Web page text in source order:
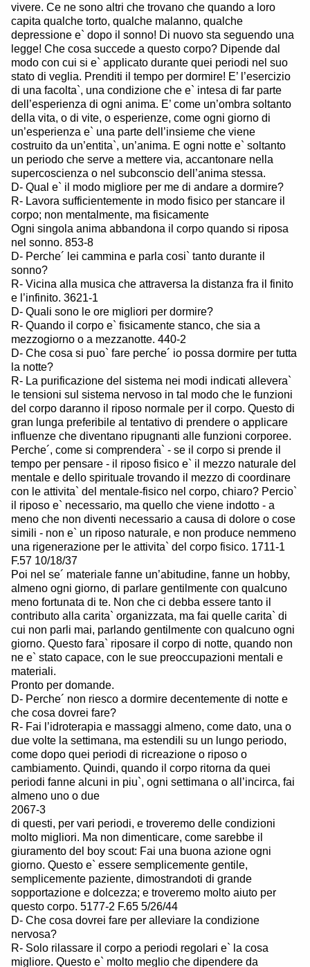
vivere. Ce ne sono altri che trovano che quando a loro
capita qualche torto, qualche malanno, qualche
depressione e` dopo il sonno! Di nuovo sta seguendo una
legge! Che cosa succede a questo corpo? Dipende dal
modo con cui si e` applicato durante quei periodi nel suo
stato di veglia. Prenditi il tempo per dormire! E’ l’esercizio
di una facolta`, una condizione che e` intesa di far parte
dell’esperienza di ogni anima. E’ come un’ombra soltanto
della vita, o di vite, o esperienze, come ogni giorno di
un’esperienza e` una parte dell’insieme che viene
costruito da un’entita`, un’anima. E ogni notte e` soltanto
un periodo che serve a mettere via, accantonare nella
supercoscienza o nel subconscio dell’anima stessa.
D- Qual e` il modo migliore per me di andare a dormire?
R- Lavora sufficientemente in modo fisico per stancare il
corpo; non mentalmente, ma fisicamente
Ogni singola anima abbandona il corpo quando si riposa
nel sonno. 853-8
D- Perche´ lei cammina e parla cosi` tanto durante il
sonno?
R- Vicina alla musica che attraversa la distanza fra il finito
e l’infinito. 3621-1
D- Quali sono le ore migliori per dormire?
R- Quando il corpo e` fisicamente stanco, che sia a
mezzogiorno o a mezzanotte. 440-2
D- Che cosa si puo` fare perche´ io possa dormire per tutta
la notte?
R- La purificazione del sistema nei modi indicati allevera`
le tensioni sul sistema nervoso in tal modo che le funzioni
del corpo daranno il riposo normale per il corpo. Questo di
gran lunga preferibile al tentativo di prendere o applicare
influenze che diventano ripugnanti alle funzioni corporee.
Perche´, come si comprendera` - se il corpo si prende il
tempo per pensare - il riposo fisico e` il mezzo naturale del
mentale e dello spirituale trovando il mezzo di coordinare
con le attivita` del mentale-fisico nel corpo, chiaro? Percio`
il riposo e` necessario, ma quello che viene indotto - a
meno che non diventi necessario a causa di dolore o cose
simili - non e` un riposo naturale, e non produce nemmeno
una rigenerazione per le attivita` del corpo fisico. 1711-1
F.57 10/18/37
Poi nel se´ materiale fanne un’abitudine, fanne un hobby,
almeno ogni giorno, di parlare gentilmente con qualcuno
meno fortunata di te. Non che ci debba essere tanto il
contributo alla carita` organizzata, ma fai quelle carita` di
cui non parli mai, parlando gentilmente con qualcuno ogni
giorno. Questo fara` riposare il corpo di notte, quando non
ne e` stato capace, con le sue preoccupazioni mentali e
materiali.
Pronto per domande.
D- Perche´ non riesco a dormire decentemente di notte e
che cosa dovrei fare?
R- Fai l’idroterapia e massaggi almeno, come dato, una o
due volte la settimana, ma estendili su un lungo periodo,
come dopo quei periodi di ricreazione o riposo o
cambiamento. Quindi, quando il corpo ritorna da quei
periodi fanne alcuni in piu`, ogni settimana o all’incirca, fai
almeno uno o due
2067-3
di questi, per vari periodi, e troveremo delle condizioni
molto migliori. Ma non dimenticare, come sarebbe il
giuramento del boy scout: Fai una buona azione ogni
giorno. Questo e` essere semplicemente gentile,
semplicemente paziente, dimostrandoti di grande
sopportazione e dolcezza; e troveremo molto aiuto per
questo corpo. 5177-2 F.65 5/26/44
D- Che cosa dovrei fare per alleviare la condizione
nervosa?
R- Solo rilassare il corpo a periodi regolari e` la cosa
migliore. Questo e` molto meglio che dipendere da